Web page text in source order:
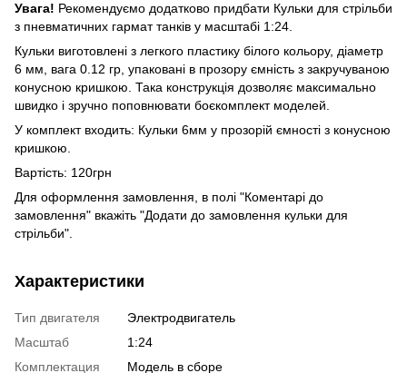
Увага! Рекомендуємо додатково придбати Кульки для стрільби
з пневматичних гармат танків у масштабі 1:24.
Кульки виготовлені з легкого пластику білого кольору, діаметр
6 мм, вага 0.12 гр, упаковані в прозору ємність з закручуваною
конусною кришкою. Така конструкція дозволяє максимально
швидко і зручно поповнювати боєкомплект моделей.
У комплект входить: Кульки 6мм у прозорій ємності з конусною
кришкою.
Вартість: 120грн
Для оформлення замовлення, в полі "Коментарі до
замовлення" вкажіть "Додати до замовлення кульки для
стрільби".
Характеристики
Тип двигателя
Электродвигатель
Масштаб
1:24
Комплектация
Модель в сборе